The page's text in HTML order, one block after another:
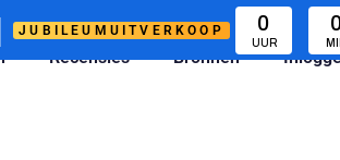
JUBILEUMUITVERKOOP 0
UUR
Recensies Bronnen